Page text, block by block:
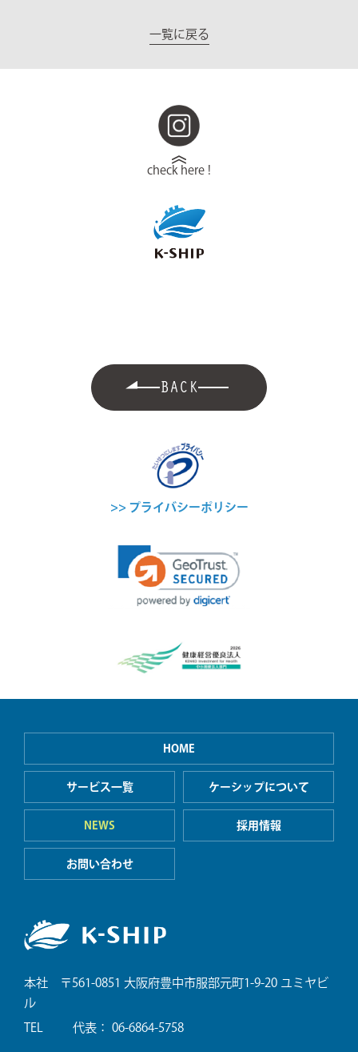
一覧に戻る
check here !
BACK
>> プライバシーポリシー
HOME
サービス一覧 ケーシップについて
NEWS 採用情報
お問い合わせ
本社 〒561-0851 大阪府豊中市服部元町1-9-20 ユミヤビ
ル
TEL 代表： 06-6864-5758